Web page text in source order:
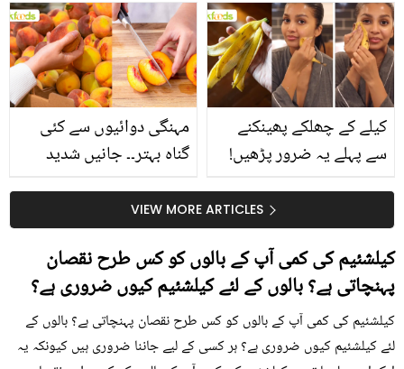
سے متعلق غلط فہمیوں کی
حقیقت کیا ہے اور افواہ
کیا؟
بتائے راز
مہنگی دوائیوں سے کئی
گناہ بہتر۔۔ جانیں شدید
کیوں کھانا چاہیے؟
کیلے کے چھلکے پھینکنے
سے پہلے یہ ضرور پڑھیں!
سستا اور قدرتی حلVIEW MORE ARTICLES
کیلشئیم کی کمی آپ کے بالوں کو کس طرح نقصان
پہنچاتی ہے؟ بالوں کے لئے کیلشئیم کیوں ضروری ہے؟
کیلشئیم کی کمی آپ کے بالوں کو کس طرح نقصان پہنچاتی ہے؟ بالوں کے
لئے کیلشئیم کیوں ضروری ہے؟ ہر کسی کے لیے جاننا ضروری ہیں کیونکہ یہ